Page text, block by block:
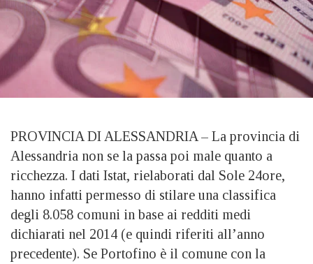
PROVINCIA DI ALESSANDRIA – La provincia di
Alessandria non se la passa poi male quanto a
ricchezza. I dati Istat, rielaborati dal Sole 24ore,
hanno infatti permesso di stilare una classifica
degli 8.058 comuni in base ai redditi medi
dichiarati nel 2014 (e quindi riferiti all’anno
precedente). Se Portofino è il comune con la